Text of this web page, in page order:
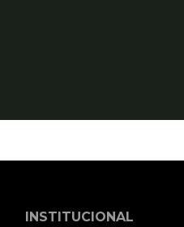
INSTITUCIONAL